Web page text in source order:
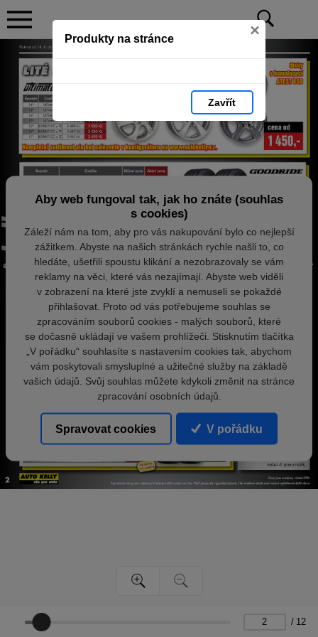
Produkty na stránce ×
Zavřít
/ 12
Aby web fungoval tak, jak ho znáte (souhlas
s cookies)
Záleží nám na tom, aby pro vás nakupování bylo co nejlepší
zážitkem. Abyste na našich stránkách rychle našli to, co
hledáte, ušetřili spoustu klikání a nezobrazovaly se vám
reklamy na věci, které vás nezajímají. Abyste web viděli
v zobrazení na které jste zvyklí a nemuseli se pokaždé
přihlašovat. Proto od vás potřebujeme souhlas se
zpracováním souborů cookies - malých souborů, které
se dočasně ukládají ve vašem prohlížeči. Stisknutím tlačítka
„V pořádku“ souhlasíte s nastavením cookies tak, abychom
vám poskytovali smysluplné a užitečné služby na základě
vašich údajů. Svůj souhlas můžete kdykoli změnit na stránce
zpracování osobních údajů.
Spravovat cookies V pořádku